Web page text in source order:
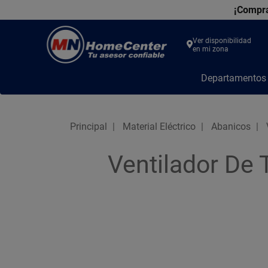
Center
Ver disponibilidad
en mi zona
Departamentos
Principal Material Eléctrico Abanicos
Ventilador De